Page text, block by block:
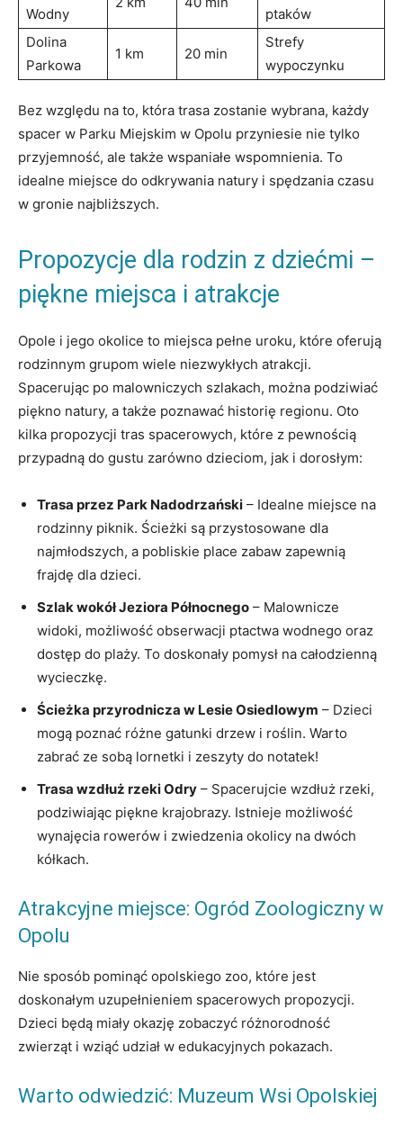
Wodny
ptaków
Dolina
Parkowa
1 km 20 min
Strefy
wypoczynku
Bez względu​ na to, która trasa zostanie wybrana, każdy
spacer w Parku ⁤Miejskim w Opolu przyniesie nie tylko
przyjemność, ale​ także wspaniałe ‍wspomnienia. To
idealne miejsce do odkrywania natury i spędzania czasu
w gronie najbliższych.
Propozycje dla rodzin z dziećmi –
piękne miejsca i atrakcje
Opole ‌i jego okolice to miejsca​ pełne uroku, które oferują
rodzinnym grupom wiele niezwykłych atrakcji.
Spacerując po malowniczych​ szlakach, można ⁢podziwiać
piękno natury, a także poznawać historię regionu. ​Oto
kilka ⁣propozycji tras spacerowych, które ⁤z pewnością
przypadną do gustu‌ zarówno dzieciom,​ jak i dorosłym:
Trasa przez ​Park Nadodrzański – Idealne miejsce na
rodzinny piknik. Ścieżki​ są przystosowane ⁣dla
najmłodszych, a‌ pobliskie place zabaw zapewnią
frajdę ⁣dla dzieci.
Szlak ⁢wokół Jeziora Północnego –‌ Malownicze
widoki, możliwość obserwacji ptactwa wodnego oraz
⁢dostęp do plaży. To⁤ doskonały pomysł na całodzienną⁤
wycieczkę.
Ścieżka przyrodnicza w ‍Lesie Osiedlowym ⁤– Dzieci​
mogą poznać różne gatunki drzew‌ i roślin. Warto
zabrać ze⁤ sobą lornetki⁣ i zeszyty⁢ do notatek!
Trasa ⁣wzdłuż rzeki Odry – Spacerujcie ‌wzdłuż rzeki,
podziwiając piękne krajobrazy. Istnieje możliwość
wynajęcia​ rowerów i zwiedzenia ​okolicy na dwóch
kółkach.
Atrakcyjne miejsce: Ogród Zoologiczny w
Opolu
Nie⁣ sposób pominąć ‌opolskiego zoo, które jest
doskonałym ​uzupełnieniem spacerowych⁣ propozycji.
Dzieci będą miały okazję zobaczyć różnorodność
zwierząt i wziąć udział w ‌edukacyjnych pokazach.
Warto odwiedzić: Muzeum Wsi Opolskiej